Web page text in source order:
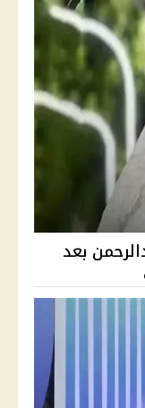
بعد